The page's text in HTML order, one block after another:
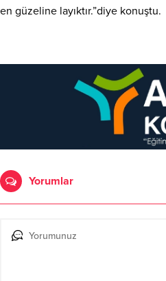
en güzeline layıktır.”diye konuştu.
Yorumlar